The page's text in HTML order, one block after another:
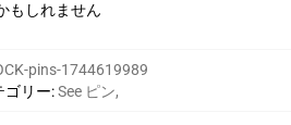
もしれません
pins-1744619989
ゴリー:See ピン,